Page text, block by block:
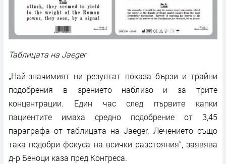
Таблицата на Jaeger
„Най-значимият ни резултат показа бързи и трайни
подобрения в зрението наблизо и за трите
концентрации. Един час след първите капки
пациентите имаха средно подобрение от 3,45
параграфа от таблицата на Jaeger. Лечението също
така подобри фокуса на всички разстояния“, заявява
д-р Беноци каза пред Конгреса.